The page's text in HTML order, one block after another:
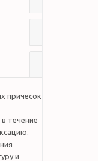
причесок
течение
и